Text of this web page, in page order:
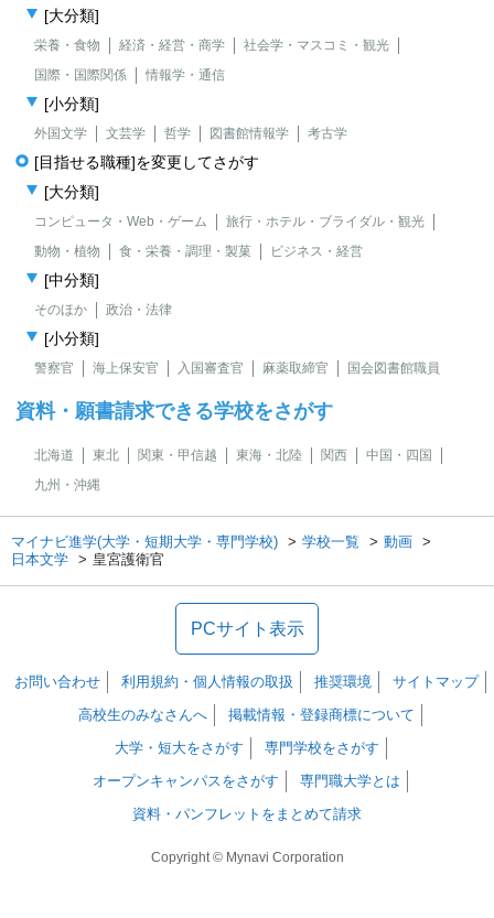
[大分類]
栄養・食物 経済・経営・商学
社会学・マスコミ・観光
国際・国際関係
情報学・通信
[小分類]
外国文学 文芸学 哲学 図書館情報学 考古学
[目指せる職種]を変更してさがす
[大分類]
コンピュータ・Web・ゲーム
旅行・ホテル・ブライダル・観光
動物・植物
食・栄養・調理・製菓 ビジネス・経営
[中分類]
そのほか 政治・法律
[小分類]
警察官 海上保安官 入国審査官 麻薬取締官 国会図書館職員
資料・願書請求できる学校をさがす
北海道 東北 関東・甲信越 東海・北陸 関西
中国・四国
九州・沖縄
マイナビ進学(大学・短期大学・専門学校) 学校一覧
動画
日本文学
皇宮護衛官
PCサイト表示
お問い合わせ 利用規約・個人情報の取扱 推奨環境
サイトマップ
高校生のみなさんへ
掲載情報・登録商標について
大学・短大をさがす
専門学校をさがす
オープンキャンパスをさがす
専門職大学とは
資料・パンフレットをまとめて請求
Copyright © Mynavi Corporation